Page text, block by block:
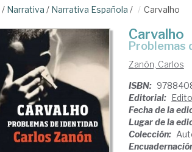
/ Narrativa / Narrativa Española / Carvalho
Carvalho
problemas
Zanón, Carlos
ISBN:
Editorial:
Fecha de la
Lugar de la
Colección: